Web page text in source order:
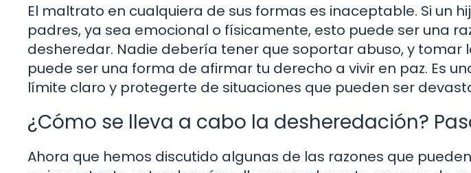
El maltrato en cualquiera de sus formas es inaceptable. Si un
padres, ya sea emocional o físicamente, esto puede ser una
desheredar. Nadie debería tener que soportar abuso, y tomar
puede ser una forma de afirmar tu derecho a vivir en paz. Es
límite claro y protegerte de situaciones que pueden ser
¿Cómo se lleva a cabo la desheredación?
Ahora que hemos discutido algunas de las razones que